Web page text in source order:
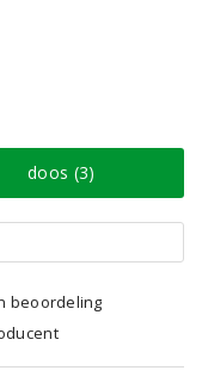
doos (3)
beoordeling